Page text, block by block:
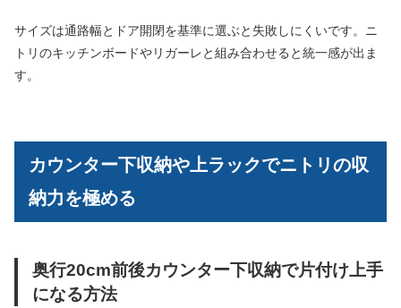
サイズは通路幅とドア開閉を基準に選ぶと失敗しにくいです。ニ
トリのキッチンボードやリガーレと組み合わせると統一感が出ま
す。
カウンター下収納や上ラックでニトリの収
納力を極める
奥行20cm前後カウンター下収納で片付け上手
になる方法